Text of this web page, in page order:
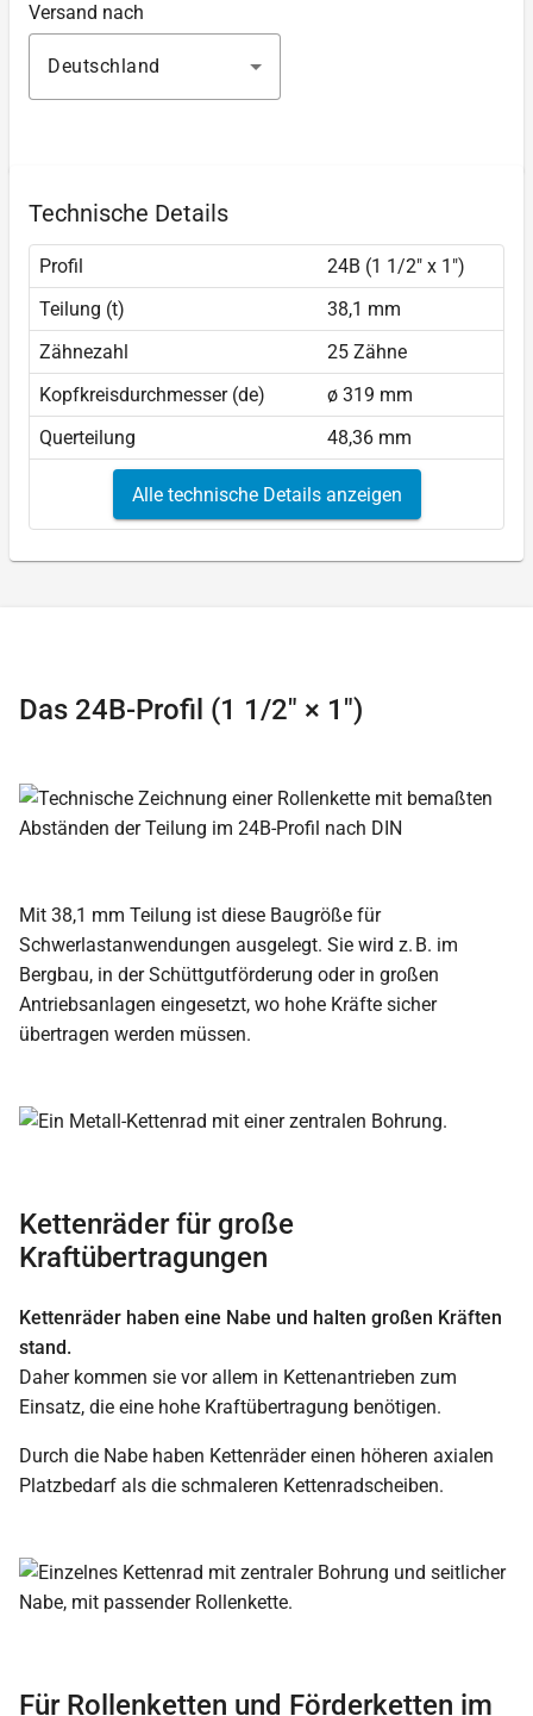
Versand nach
Deutschland
Technische Details
Profil
24B (1 1/2" x 1")
Teilung (t)
38,1 mm
Zähnezahl
25 Zähne
Kopfkreisdurchmesser (de)
ø 319 mm
Querteilung
48,36 mm
Alle technische Details anzeigen
Das 24B-Profil (1 1/2″ × 1″)
Mit 38,1 mm Teilung ist diese Baugröße für
Schwerlastanwendungen ausgelegt. Sie wird z. B. im
Bergbau, in der Schüttgutförderung oder in großen
Antriebsanlagen eingesetzt, wo hohe Kräfte sicher
übertragen werden müssen.
Kettenräder für große
Kraftübertragungen
Kettenräder haben eine Nabe und halten großen Kräften
stand.
Daher kommen sie vor allem in Kettenantrieben zum
Einsatz, die eine hohe Kraftübertragung benötigen.
Durch die Nabe haben Kettenräder einen höheren axialen
Platzbedarf als die schmaleren Kettenradscheiben.
Für Rollenketten und Förderketten im